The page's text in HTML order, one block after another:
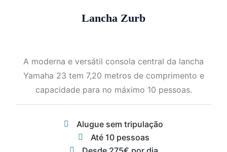
Lancha Zurb
A moderna e versátil consola central da lancha
Yamaha 23 tem 7,20 metros de comprimento e
capacidade para no máximo 10 pessoas.
Alugue sem tripulação
Até 10 pessoas